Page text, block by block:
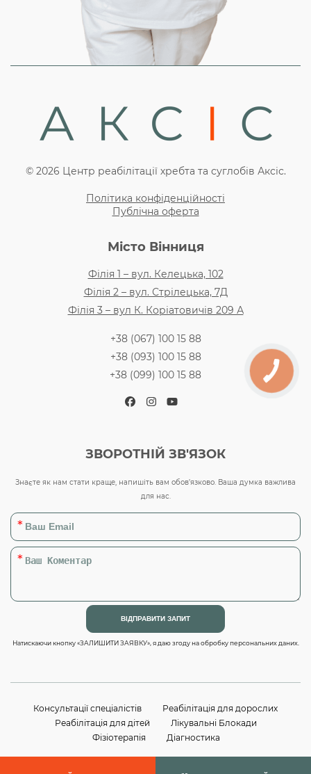
© 2026 Центр реабілітації хребта та суглобів Аксіс.
Політика конфіденційності
Публічна оферта
Місто Вінниця
Філія 1 – вул. Келецька, 102
Філія 2 – вул. Стрілецька, 7Д
Філія 3 – вул К. Коріатовичів 209 А
+38 (067) 100 15 88
+38 (093) 100 15 88
+38 (099) 100 15 88
Facebook
Instagram
YouTube
ЗВОРОТНІЙ ЗВ'ЯЗОК
Знаєте як нам стати краще, напишіть вам обов’язково. Ваша думка важлива
для нас.
Натискаючи кнопку «ЗАЛИШИТИ ЗАЯВКУ», я даю згоду на обробку персональних даних.
Консультації спеціалістів
Реабілітація для дорослих
Реабілітація для дітей
Лікувальні Блокади
Фізіотерапія
Діагностика